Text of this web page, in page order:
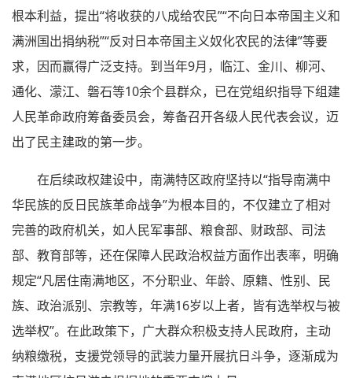
根本利益，提出“将收获的八成给农民”“不向日本帝国主义和
满洲国出捐纳税”“反对日本帝国主义奴化农民的法律”等要
求，因而赢得广泛支持。到当年9月，临江、金川、柳河、
通化、濛江、磐石等10余个县群众，已在党组织指导下组建
人民革命政府筹备委员会，筹备召开各级人民代表会议，迈
出了民主建政的第一步。
在后续政权建设中，南满特区政府坚持以“指导南满中
华民族的反日民族革命战争”为根本目的，不仅建立了相对
完善的政府机关，如人民军事部、粮食部、财政部、司法
部、教育部等，还在保障人民政治权益方面作出表率，明确
规定“凡居住南满地区，不分职业、年龄、原籍、性别、民
族、政治派别、宗教等，年满16岁以上者，皆有选举权与被
选举权”。在此政策下，广大群众积极支持人民政府，主动
纳粮缴税，支援党领导的武装力量开展抗日斗争，逐渐成为